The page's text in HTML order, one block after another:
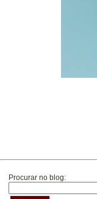
Procurar no blog: